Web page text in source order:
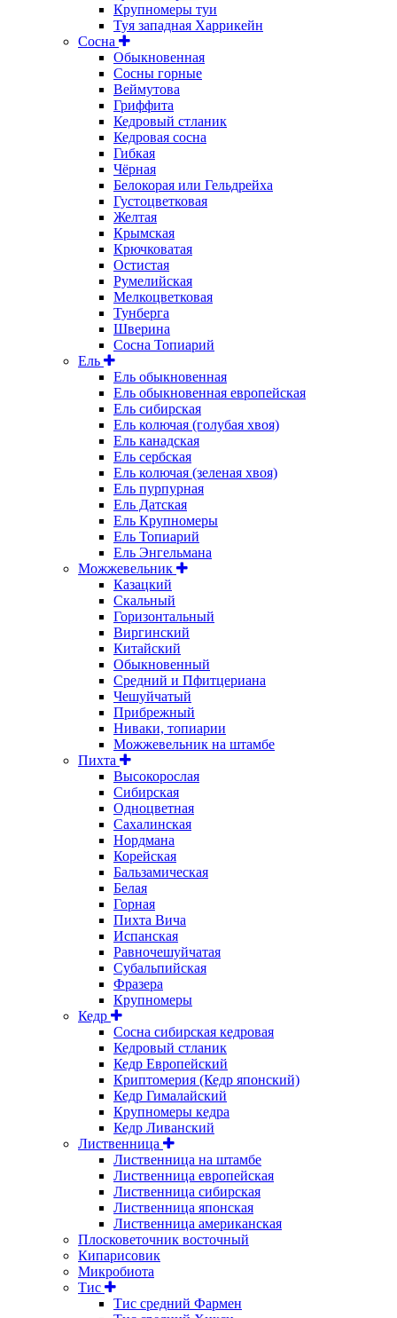
Крупномеры туи
Туя западная Харрикейн
Сосна
Обыкновенная
Сосны горные
Веймутова
Гриффита
Кедровый стланик
Кедровая сосна
Гибкая
Чёрная
Белокорая или Гельдрейха
Густоцветковая
Желтая
Крымская
Крючковатая
Остистая
Румелийская
Мелкоцветковая
Тунберга
Шверина
Сосна Топиарий
Ель
Ель обыкновенная
Ель обыкновенная европейская
Ель сибирская
Ель колючая (голубая хвоя)
Ель канадская
Ель сербская
Ель колючая (зеленая хвоя)
Ель пурпурная
Ель Датская
Ель Крупномеры
Ель Топиарий
Ель Энгельмана
Можжевельник
Казацкий
Скальный
Горизонтальный
Виргинский
Китайский
Обыкновенный
Средний и Пфитцериана
Чешуйчатый
Прибрежный
Ниваки, топиарии
Можжевельник на штамбе
Пихта
Высокорослая
Сибирская
Одноцветная
Сахалинская
Нордмана
Корейская
Бальзамическая
Белая
Горная
Пихта Вича
Испанская
Равночешуйчатая
Субальпийская
Фразера
Крупномеры
Кедр
Сосна сибирская кедровая
Кедровый стланик
Кедр Европейский
Криптомерия (Кедр японский)
Кедр Гималайский
Крупномеры кедра
Кедр Ливанский
Лиственница
Лиственница на штамбе
Лиственница европейская
Лиственница сибирская
Лиственница японская
Лиственница американская
Плосковеточник восточный
Кипарисовик
Микробиота
Тис
Тис средний Фармен